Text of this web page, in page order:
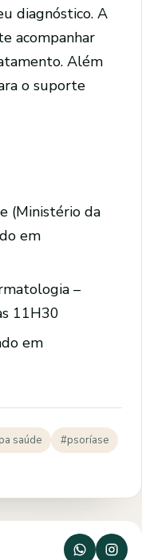
diagnóstico. A
acompanhar
Além
o suporte
(Ministério da
em
–
11H30
em
saúde
#psoríase